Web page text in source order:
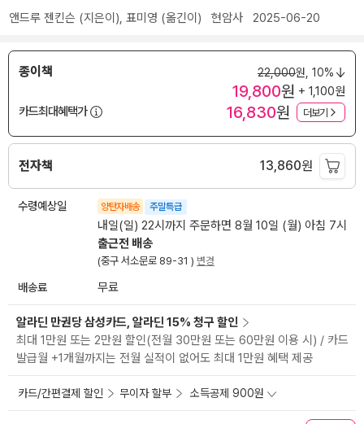
앤드루 젠킨슨 (지은이), 표미영 (옮긴이)현암사 2025-06-20
종이책 22,000원, 10%
19,800원 + 1,100원
카드최대혜택가
16,830원 더보기
전자책 13,860원
수령예상일 양탄자배송 주말특급
내일(일) 22시까지 주문하면 8월 10일 (월) 아침 7시
출근전 배송
(중구 서소문로 89-31 ) 변경
배송료 무료
알라딘 만권당 삼성카드, 알라딘 15% 청구 할인
최대 1만원 또는 2만원 할인(전월 30만원 또는 60만원 이용 시) / 카드
발급월 +1개월까지는 전월 실적이 없어도 최대 1만원 혜택 제공
카드/간편결제 할인 무이자 할부 소득공제 900원